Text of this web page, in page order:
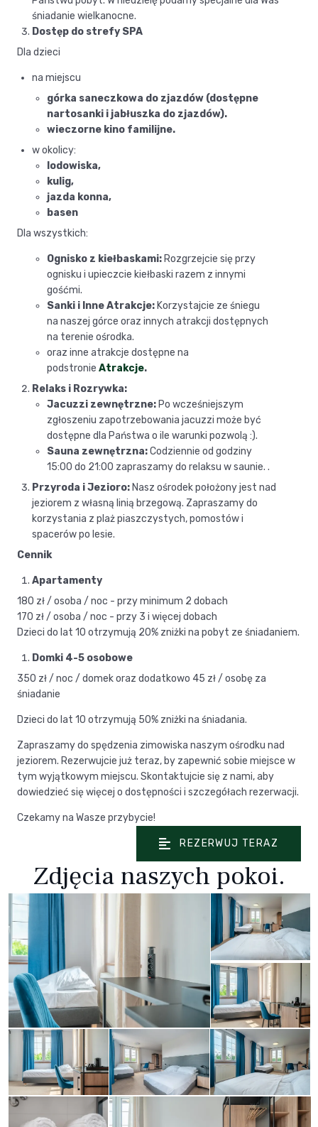
śniadanie wielkanocne.
Dostęp do strefy SPA
Dla dzieci
na miejscu
górka saneczkowa do zjazdów (dostępne
nartosanki i jabłuszka do zjazdów).
wieczorne kino familijne.
w okolicy:
lodowiska,
kulig,
jazda konna,
basen
Dla wszystkich:
Ognisko z kiełbaskami: Rozgrzejcie się przy
ognisku i upieczcie kiełbaski razem z innymi
gośćmi.
Sanki i Inne Atrakcje: Korzystajcie ze śniegu
na naszej górce oraz innych atrakcji dostępnych
na terenie ośrodka.
oraz inne atrakcje dostępne na
podstronie Atrakcje.
Relaks i Rozrywka:
Jacuzzi zewnętrzne: Po wcześniejszym
zgłoszeniu zapotrzebowania jacuzzi może być
dostępne dla Państwa o ile warunki pozwolą :).
Sauna zewnętrzna:Codziennie od godziny
15:00 do 21:00 zapraszamy do relaksu w saunie. .
Przyroda i Jezioro: Nasz ośrodek położony jest nad
jeziorem z własną linią brzegową. Zapraszamy do
korzystania z plaż piaszczystych, pomostów i
spacerów po lesie.
Cennik
Apartamenty
180 zł / osoba / noc - przy minimum 2 dobach
170 zł / osoba / noc - przy 3 i więcej dobach
Dzieci do lat 10 otrzymują 20% zniżki na pobyt ze śniadaniem.
Domki 4-5 osobowe
350 zł / noc / domek oraz dodatkowo 45 zł / osobę za
śniadanie
Dzieci do lat 10 otrzymują 50% zniżki na śniadania.
Zapraszamy do spędzenia zimowiska naszym ośrodku nad
jeziorem. Rezerwujcie już teraz, by zapewnić sobie miejsce w
tym wyjątkowym miejscu. Skontaktujcie się z nami, aby
dowiedzieć się więcej o dostępności i szczegółach rezerwacji.
Czekamy na Wasze przybycie!
REZERWUJ TERAZ
Zdjęcia naszych pokoi.